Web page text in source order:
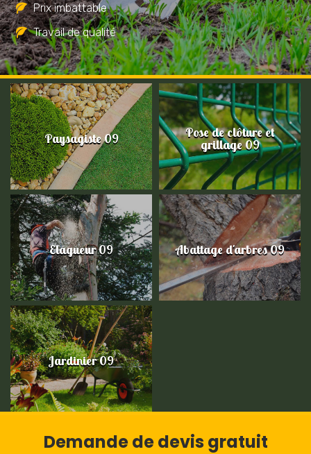
Prix imbattable
Travail de qualité
Paysagiste 09 Pose de clôture et
grillage 09
Elagueur 09 Abattage d'arbres 09
Jardinier 09
Demande de devis gratuit